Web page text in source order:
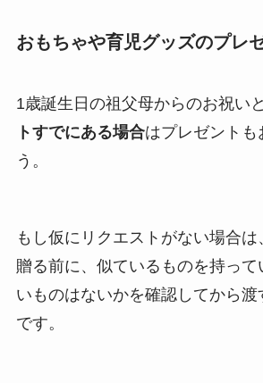
おもちゃや育児グッズのプレ
1歳誕生日の祖父母からのお祝い
トすでにある場合はプレゼントも
う。
もし仮にリクエストがない場合は
贈る前に、似ているものを持って
いものはないかを確認してから渡
です。